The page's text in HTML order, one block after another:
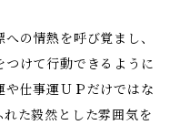
の情熱を呼び覚まし、
けて行動できるように
仕事運ＵＰだけではな
た毅然とした雰囲気を